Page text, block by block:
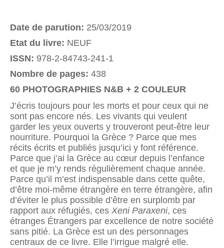
Date de parution: 25/03/2019
Etat du livre: NEUF
ISSN: 978-2-84743-241-1
Nombre de pages: 438
60 PHOTOGRAPHIES N&B + 2 COULEUR
J’écris toujours pour les morts et pour ceux qui ne
sont pas encore nés. Les vivants qui veulent
garder les yeux ouverts y trouveront peut-être leur
nourriture. Pourquoi la Grèce ? Parce que mes
récits écrits et publiés jusqu’ici y font référence.
Parce que j’ai la Grèce au cœur depuis l’enfance
et que je m’y rends régulièrement chaque année.
Parce qu’il m’est indispensable dans cette quête,
d’être moi-même étrangère en terre étrangère, aﬁn
d’éviter le plus possible d’être en surplomb par
rapport aux réfugiés, ces Xeni Paraxeni, ces
étranges Étrangers par excellence de notre société
sans pitié. La Grèce est un des personnages
centraux de ce livre. Elle l’irrigue malgré elle.